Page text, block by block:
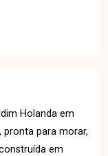
Holanda em
pronta para morar,
em